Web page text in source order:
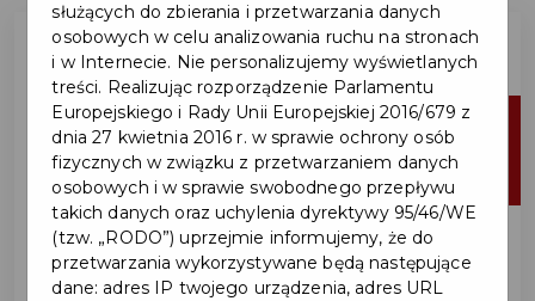
06
służących do zbierania i przetwarzania danych
osobowych w celu analizowania ruchu na stronach
i w Internecie. Nie personalizujemy wyświetlanych
treści. Realizując rozporządzenie Parlamentu
Europejskiego i Rady Unii Europejskiej 2016/679 z
dnia 27 kwietnia 2016 r. w sprawie ochrony osób
fizycznych w związku z przetwarzaniem danych
osobowych i w sprawie swobodnego przepływu
takich danych oraz uchylenia dyrektywy 95/46/WE
(tzw. „RODO”) uprzejmie informujemy, że do
przetwarzania wykorzystywane będą następujące
dane: adres IP twojego urządzenia, adres URL